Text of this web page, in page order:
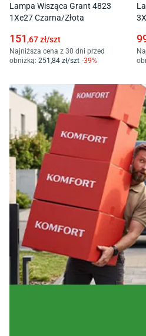
Lampa Wisząca Grant 4823
1Xe27 Czarna/Złota
151 ,67zł/szt
Najniższa cena z 30 dni przed
obniżką: 251 ,84 zł/szt -39%